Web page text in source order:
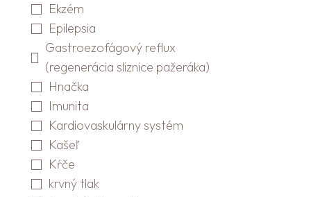
Ekzém
Epilepsia
Gastroezofágový reflux
(regenerácia sliznice pažeráka)
Hnačka
Imunita
Kardiovaskulárny systém
Kašeľ
Kŕče
krvný tlak